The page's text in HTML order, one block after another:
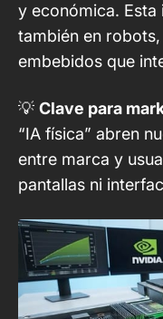
y económica. Esta
también en
embebidos que
💡 Clave para
“IA física” abren
entre marca y
pantallas ni